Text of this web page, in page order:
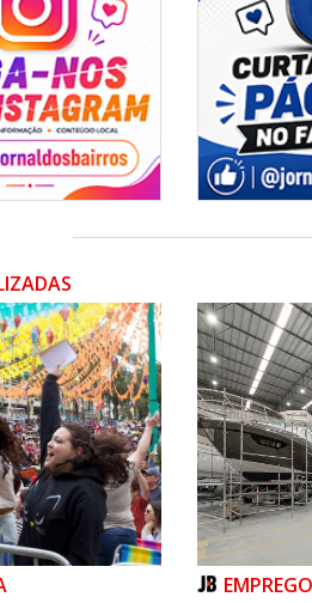
EMPREGO